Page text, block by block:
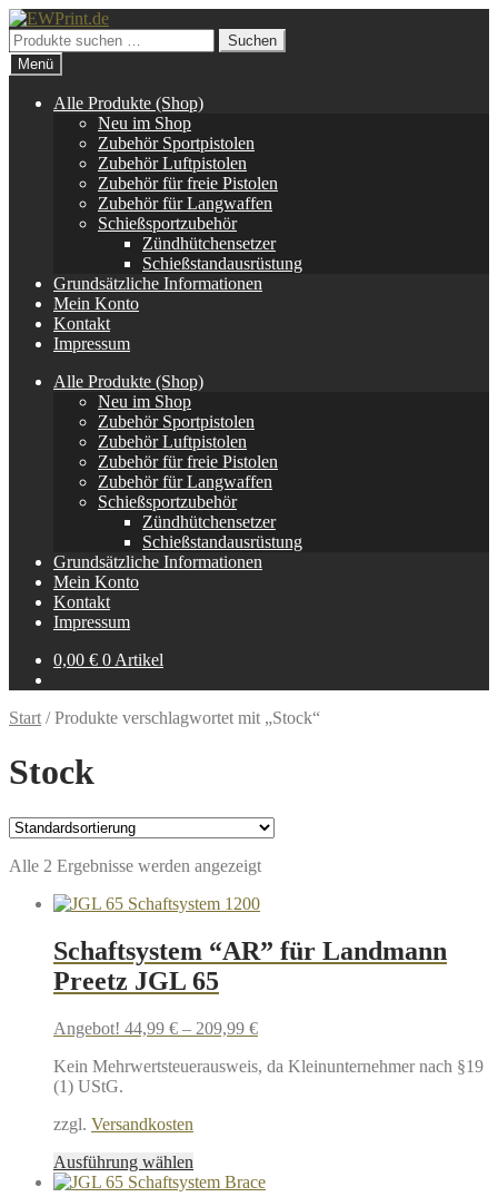
Zur
Navigation
springen
Zum
Inhalt
springen
Suchen
nach:
Suchen
Menü
Alle Produkte (Shop)
Neu im Shop
Zubehör Sportpistolen
Zubehör Luftpistolen
Zubehör für freie Pistolen
Zubehör für Langwaffen
Schießsportzubehör
Zündhütchensetzer
Schießstandausrüstung
Grundsätzliche Informationen
Mein Konto
Kontakt
Impressum
Alle Produkte (Shop)
Neu im Shop
Zubehör Sportpistolen
Zubehör Luftpistolen
Zubehör für freie Pistolen
Zubehör für Langwaffen
Schießsportzubehör
Zündhütchensetzer
Schießstandausrüstung
Grundsätzliche Informationen
Mein Konto
Kontakt
Impressum
0,00 € 0 Artikel
Start /Produkte verschlagwortet mit „Stock“
Stock
Alle 2 Ergebnisse werden angezeigt
Schaftsystem “AR” für Landmann
Preetz JGL 65
Angebot! 44,99 € – 209,99 €
Kein Mehrwertsteuerausweis, da Kleinunternehmer nach §19
(1) UStG.
zzgl. Versandkosten
Ausführung wählen
Produkt